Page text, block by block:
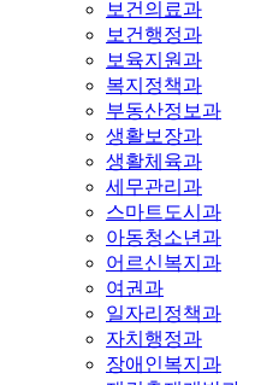
보건의료과
보건행정과
보육지원과
복지정책과
부동산정보과
생활보장과
생활체육과
세무관리과
스마트도시과
아동청소년과
어르신복지과
여권과
일자리정책과
자치행정과
장애인복지과